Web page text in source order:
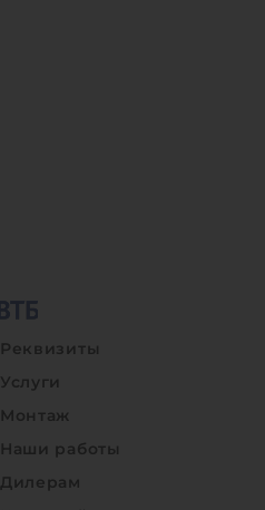
Реквизиты
Услуги
Монтаж
Наши работы
Дилерам